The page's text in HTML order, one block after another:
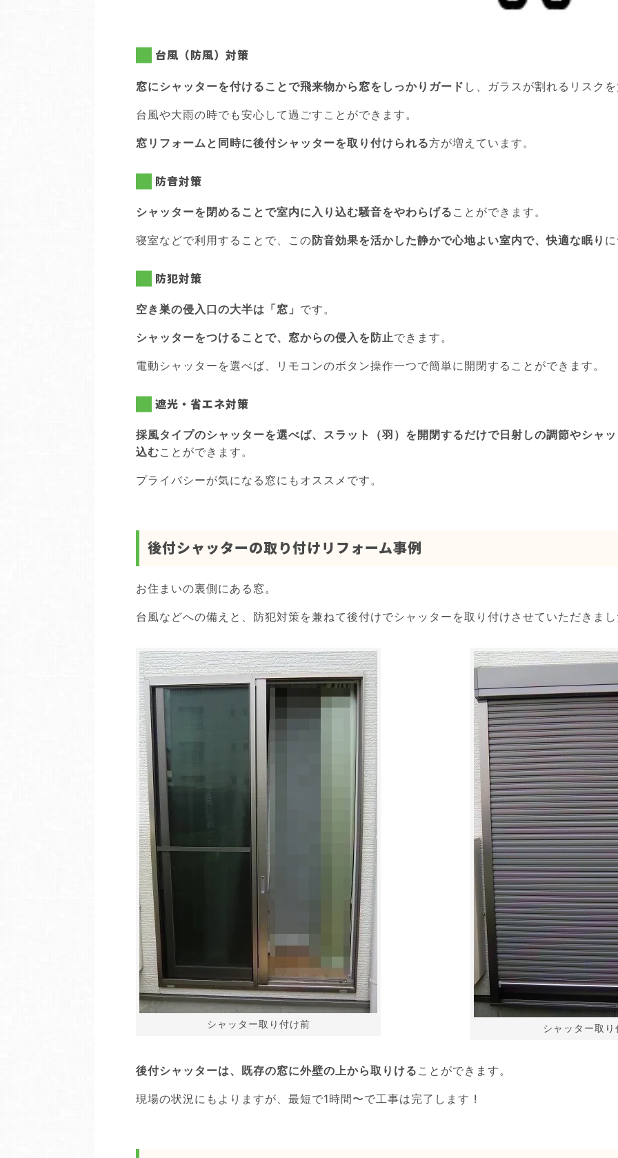
台風（防風）対策
窓にシャッターを付けることで飛来物から窓をしっかりガード し、ガラスが割れるリスク
台風や大雨の時でも安心して過ごすことができます。
窓リフォームと同時に後付シャッターを取り付けられる方が増えています。
防音対策
シャッターを閉めることで室内に入り込む騒音をやわらげる ことができます。
寝室などで利用することで、この防音効果を活かした静かで心地よい室内で、快適な眠り
防犯対策
空き巣の侵入口の大半は「窓」 です。
シャッターをつけることで、窓からの侵入を防止できます。
電動シャッターを選べば、リモコンのボタン操作一つで簡単に開閉することができます。
遮光・省エネ対策
採風タイプのシャッターを選べば、スラット（羽）を開閉するだけで日射しの調節やシャ
込むことができます。
プライバシーが気になる窓にもオススメです。
後付シャッターの取り付けリフォーム事例
お住まいの裏側にある窓。
台風などへの備えと、防犯対策を兼ねて後付けでシャッターを取り付けさせていただきま
シャッター取り付け前 シャッター取り
後付シャッターは、既存の窓に外壁の上から取りける ことができます。
現場の状況にもよりますが、最短で1時間〜で工事は完了します !